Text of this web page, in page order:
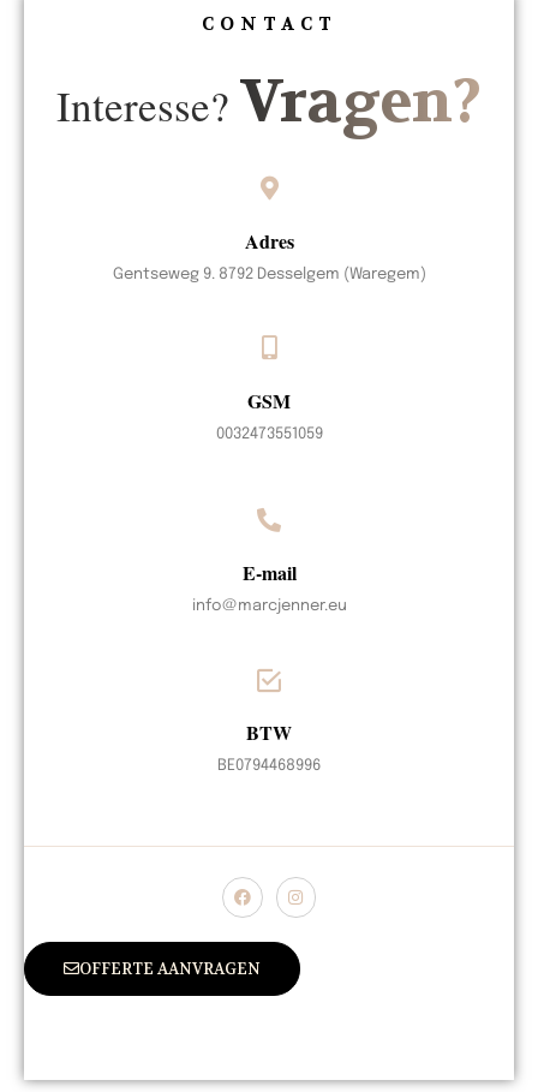
CONTACT
Interesse? Vragen?
Adres
Gentseweg 9. 8792 Desselgem (Waregem)
GSM
0032473551059
E-mail
info@marcjenner.eu
BTW
BE0794468996
OFFERTE AANVRAGEN